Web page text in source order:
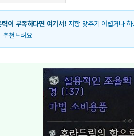
력이 부족하다면 여기서! 저항 맞추기 어렵거나
추천드려요.